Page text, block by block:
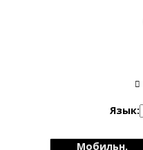
Язык:
Мобильн.